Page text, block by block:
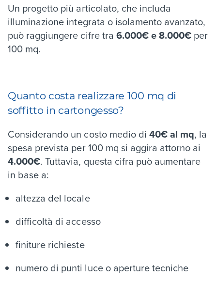
Un progetto più articolato, che includa
illuminazione integrata o isolamento avanzato,
può raggiungere cifre tra 6.000€ e 8.000€ per
100 mq.
Quanto costa realizzare 100 mq di
soffitto in cartongesso?
Considerando un costo medio di 40€ al mq, la
spesa prevista per 100 mq si aggira attorno ai
4.000€. Tuttavia, questa cifra può aumentare
in base a:
altezza del locale
difficoltà di accesso
finiture richieste
numero di punti luce o aperture tecniche